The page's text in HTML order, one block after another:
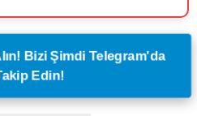
Bizi Şimdi Telegram'da
Edin!